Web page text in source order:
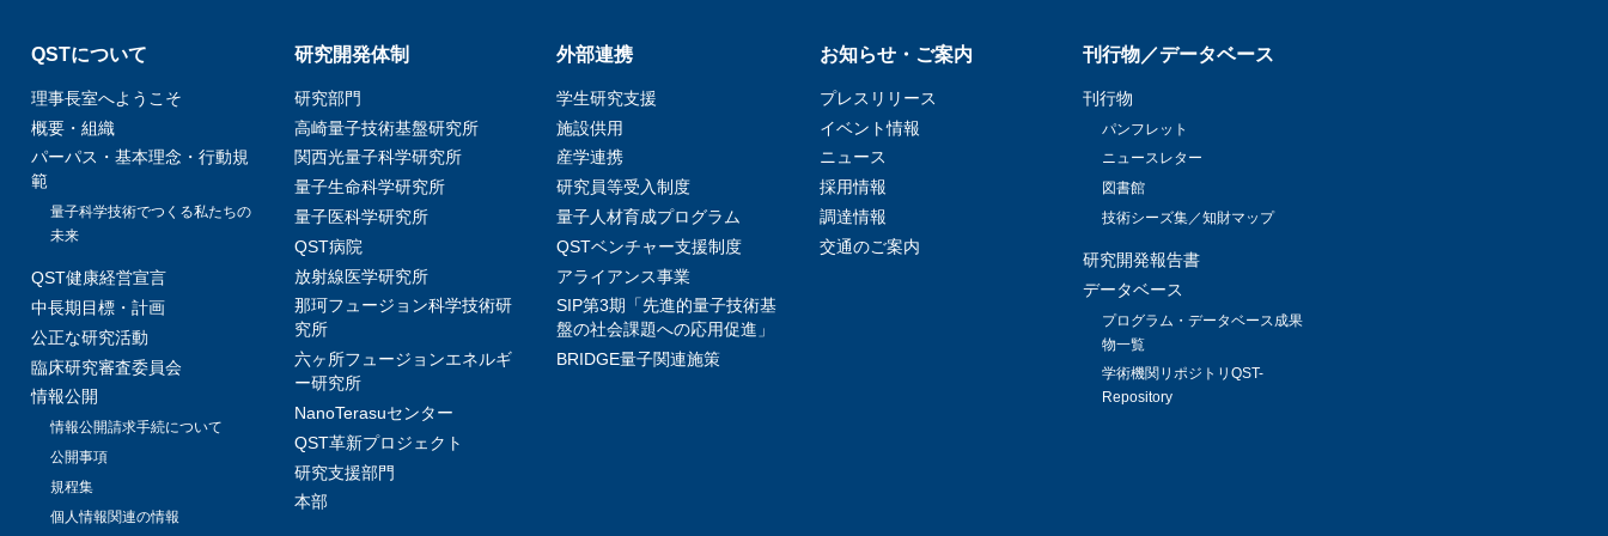
QSTについて
理事長室へようこそ
概要・組織
パーパス・基本理念・行動規
範
量子科学技術でつくる私たちの
未来
QST健康経営宣言
中長期目標・計画
公正な研究活動
臨床研究審査委員会
情報公開
情報公開請求手続について
公開事項
規程集
個人情報関連の情報
研究開発体制
研究部門
高崎量子技術基盤研究所
関西光量子科学研究所
量子生命科学研究所
量子医科学研究所
QST病院
放射線医学研究所
那珂フュージョン科学技術研
究所
六ヶ所フュージョンエネルギ
ー研究所
NanoTerasuセンター
QST革新プロジェクト
研究支援部門
本部
外部連携
学生研究支援​
施設供用
産学連携
研究員等受入制度
量子人材育成プログラム
QSTベンチャー支援制度
アライアンス事業
SIP第3期「先進的量子技術基
盤の社会課題への応用促進」
BRIDGE量子関連施策
お知らせ・ご案内
プレスリリース
イベント情報
ニュース
採用情報
調達情報
交通のご案内
刊行物／データベース
刊行物
パンフレット
ニュースレター
図書館
技術シーズ集／知財マップ
研究開発報告書
データベース
プログラム・データベース成果
物一覧
学術機関リポジトリQST-
Repository